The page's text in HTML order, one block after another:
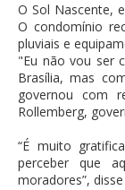
O Sol Nascente,
O condomínio
pluviais e
"Eu não vou ser
Brasília, mas
governou com
Rollemberg,
“É muito
perceber que
moradores”,